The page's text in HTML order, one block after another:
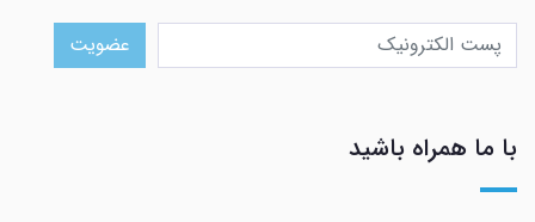
عضویت
با ما همراه باشید